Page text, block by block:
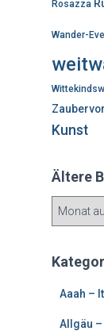
Rosazza
Wander-
Kunst
Ältere
e
Aaah –
Allgäu